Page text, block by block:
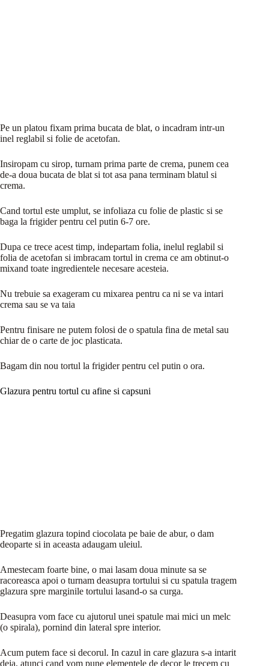
Pe un platou fixam prima bucata de blat, o incadram intr-un
inel reglabil si folie de acetofan.
Insiropam cu sirop, turnam prima parte de crema, punem cea
de-a doua bucata de blat si tot asa pana terminam blatul si
crema.
Cand tortul este umplut, se infoliaza cu folie de plastic si se
baga la frigider pentru cel putin 6-7 ore.
Dupa ce trece acest timp, indepartam folia, inelul reglabil si
folia de acetofan si imbracam tortul in crema ce am obtinut-o
mixand toate ingredientele necesare acesteia.
Nu trebuie sa exageram cu mixarea pentru ca ni se va intari
crema sau se va taia
Pentru finisare ne putem folosi de o spatula fina de metal sau
chiar de o carte de joc plasticata.
Bagam din nou tortul la frigider pentru cel putin o ora.
Glazura pentru tortul cu afine si capsuni
Pregatim glazura topind ciocolata pe baie de abur, o dam
deoparte si in aceasta adaugam uleiul.
Amestecam foarte bine, o mai lasam doua minute sa se
racoreasca apoi o turnam deasupra tortului si cu spatula tragem
glazura spre marginile tortului lasand-o sa curga.
Deasupra vom face cu ajutorul unei spatule mai mici un melc
(o spirala), pornind din lateral spre interior.
Acum putem face si decorul. In cazul in care glazura s-a intarit
deja, atunci cand vom pune elementele de decor le trecem cu